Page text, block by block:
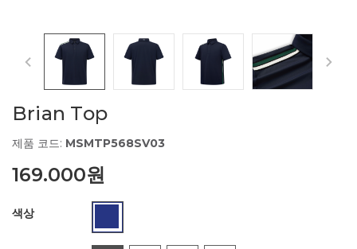
Brian Top
제품 코드: MSMTP568SV03
169.000원
색상